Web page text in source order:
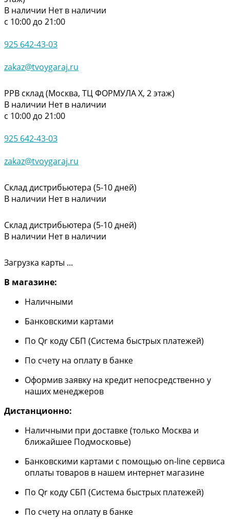
В наличии Нет в наличии
с 10:00 до 21:00
925 642-43-03
zakaz@tvoygaraj.ru
РРВ склад (Москва, ТЦ ФОРМУЛА Х, 2 этаж)
В наличии Нет в наличии
с 10:00 до 21:00
925 642-43-03
zakaz@tvoygaraj.ru
Склад дистрибьютера (5-10 дней)
В наличии Нет в наличии
Склад дистрибьютера (5-10 дней)
В наличии Нет в наличии
Загрузка карты ...
В магазине:
Наличными
Банковскими картами
По Qr коду СБП (Система быстрых платежей)
По счету на оплату в банке
Оформив заявку на кредит непосредственно у
наших менеджеров
Дистанционно:
Наличными при доставке (только Москва и
ближайшее Подмосковье)
Банковскими картами с помощью on-line сервиса
оплаты товаров в нашем интернет магазине
По Qr коду СБП (Система быстрых платежей)
По счету на оплату в банке